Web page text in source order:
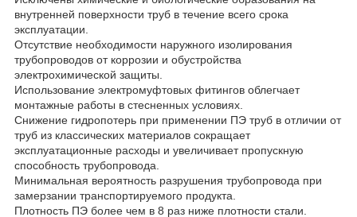
внутренней поверхности труб в течение всего срока
эксплуатации.
Отсутствие необходимости наружного изолирования
трубопроводов от коррозии и обустройства
электрохимической защиты.
Использование электромуфтовых фитингов облегчает
монтажные работы в стесненных условиях.
Снижение гидропотерь при применении ПЭ труб в отличии от
труб из классических материалов сокращает
эксплуатационные расходы и увеличивает пропускную
способность трубопровода.
Минимальная вероятность разрушения трубопровода при
замерзании транспортируемого продукта.
Плотность ПЭ более чем в 8 раз ниже плотности стали.